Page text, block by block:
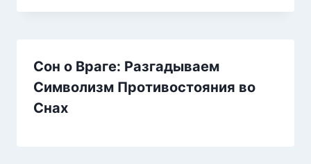
Сон о Враге: Разгадываем
Символизм Противостояния во
Снах